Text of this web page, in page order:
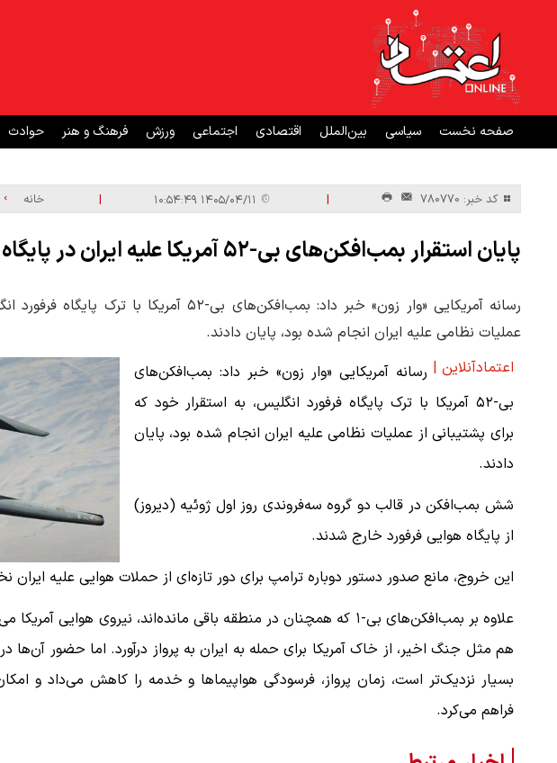
صفحه نخست سیاسی بین‌الملل اقتصادی اجتماعی ورزش فرهنگ و هنر حوادث
کد خبر: 780770 |
| خانه
پایان استقرار بمب‌افکن‌های بی-۵۲ آمریکا علیه ایران در پایگاه هوایی فرفورد
رسانه آمریکایی «وار زون» خبر داد: بمب‌افکن‌های بی-
عملیات نظامی علیه ایران انجام شده بود، پایان دادند.
اعتمادآنلاین | رسانه آمریکایی «وار زون» خبر داد: بمب‌افکن‌های
بی-۵۲ آمریکا با ترک پایگاه فرفورد انگلیس، به استقرار خود که
برای پشتیبانی از عملیات نظامی علیه ایران انجام شده بود، پایان
دادند.
شش بمب‌افکن در قالب دو گروه سه‌فروندی روز اول ژوئیه (دیروز)
از پایگاه هوایی فرفورد خارج شدند.
این خروج، مانع صدور دستور دوباره ترامپ برای دور تازه‌ای از حملات هوایی علیه ایران
هم مثل جنگ اخیر، از خاک آمریکا برای حمله به ایران به پرواز درآورد. اما حضور آن‌ها
بسیار نزدیک‌تر است، زمان پرواز، فرسودگی هواپیماها و خدمه را کاهش می‌داد و
فراهم می‌کرد.